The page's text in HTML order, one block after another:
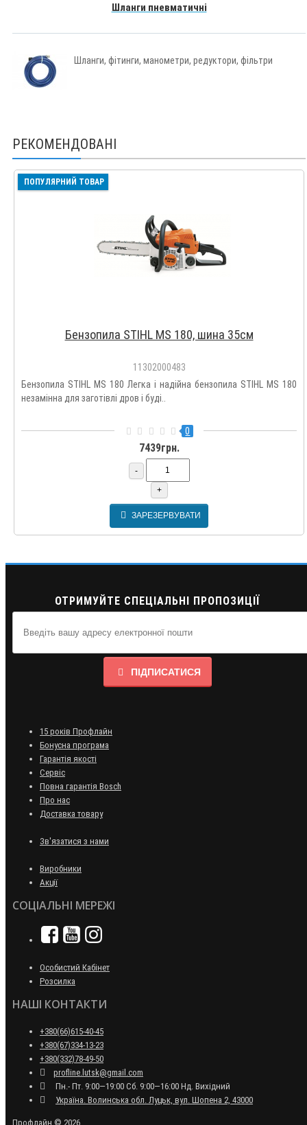
Шланги пневматичні
Шланги, фітинги, манометри, редуктори, фільтри
РЕКОМЕНДОВАНІ
ПОПУЛЯРНИЙ ТОВАР
Бензопила STIHL MS 180, шина 35см
11302000483
Бензопила STIHL MS 180 Легка і надійна бензопила STIHL MS 180
незамінна для заготівлі дров і буді..
0
7439грн.
-
+
ЗАРЕЗЕРВУВАТИ
ОТРИМУЙТЕ СПЕЦІАЛЬНІ ПРОПОЗИЦІЇ
ПІДПИСАТИСЯ
15 років Профлайн
Бонусна програма
Гарантія якості
Сервіс
Повна гарантія Bosch
Про нас
Доставка товару
Зв'язатися з нами
Виробники
Акції
СОЦІАЛЬНІ МЕРЕЖІ
Особистий Кабінет
Розсилка
НАШІ КОНТАКТИ
+380(66)615-40-45
+380(67)334-13-23
+380(332)78-49-50
profline.lutsk@gmail.com
Пн.- Пт. 9:00—19:00 Сб. 9:00—16:00 Нд. Вихідний
Україна. Волинська обл. Луцьк, вул. Шопена 2, 43000
Профлайн © 2026